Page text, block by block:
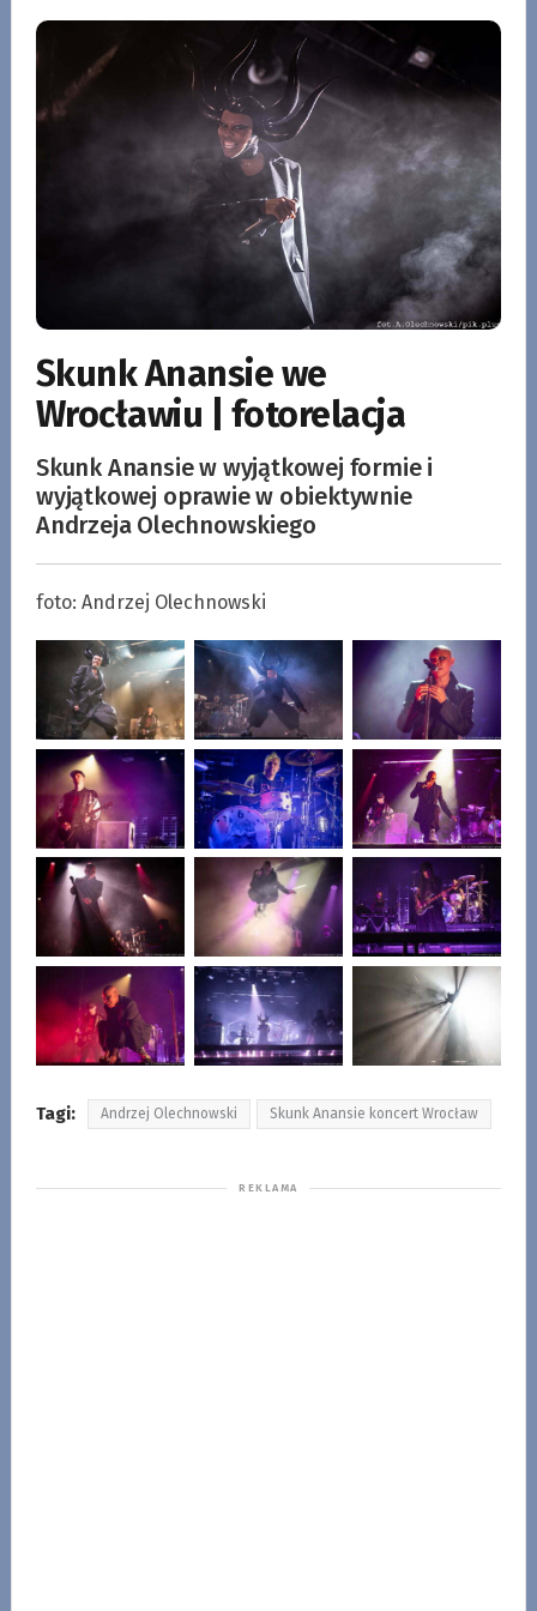
Skunk Anansie we
Wrocławiu | fotorelacja
Skunk Anansie w wyjątkowej formie i
wyjątkowej oprawie w obiektywnie
Andrzeja Olechnowskiego
foto: Andrzej Olechnowski
Tagi: Andrzej Olechnowski Skunk Anansie koncert Wrocław